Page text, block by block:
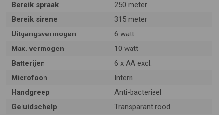
Bereik spraak
250 meter
Bereik sirene
315 meter
Uitgangsvermogen
6 watt
Max. vermogen
10 watt
Batterijen
6 x AA excl.
Microfoon
Intern
Handgreep
Anti-bacterieel
Geluidschelp
Transparant rood